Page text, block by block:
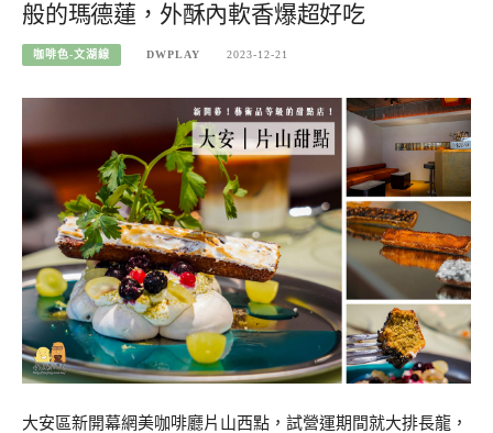
般的瑪德蓮，外酥內軟香爆超好吃
咖啡色-文湖線 DWPLAY 2023-12-21
大安區新開幕網美咖啡廳片山西點，試營運期間就大排長龍，